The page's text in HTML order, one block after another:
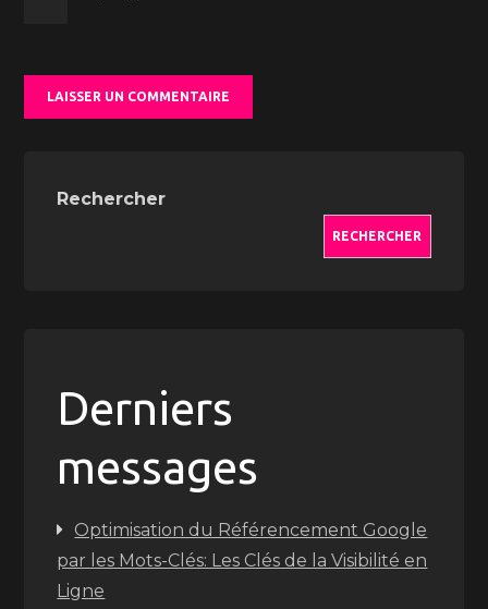
Rechercher
RECHERCHER
Derniers
messages
Optimisation du Référencement Google
par les Mots-Clés: Les Clés de la Visibilité en
Ligne